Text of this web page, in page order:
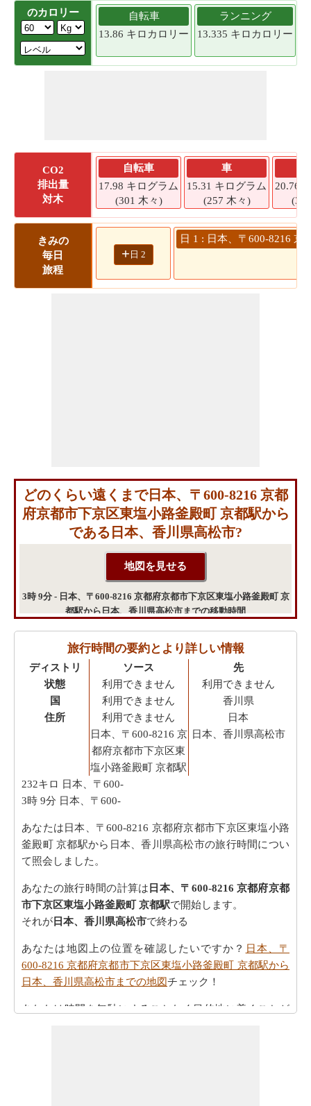
のカロリー
自転車
13.86 キロカロリー
ランニング
13.335 キロカロリー
CO2
排出量
対木
自転車
17.98 キログラム
(301 木々)
車
15.31 キログラム
(257 木々)
20.76
きみの
毎日
旅程
+ 日 2
日 1 : 日本、〒600-8216
どのくらい遠くまで日本、〒600-8216 京都
府京都市下京区東塩小路釜殿町 京都駅から
である日本、香川県高松市?
3時 9分 - 日本、〒600-8216 京都府京都市下京区東塩小路釜殿町 京
都駅から日本、香川県高松市までの移動時間
旅行時間の要約とより詳しい情報
ディストリ
状態
国
住所
ソース
利用できません
利用できません
利用できません
日本、〒600-8216 京
都府京都市下京区東
塩小路釜殿町 京都駅
先
利用できません
香川県
日本
日本、香川県高松市
232キロ 日本、〒600-
3時 9分 日本、〒600-
あなたは日本、〒600-8216 京都府京都市下京区東塩小路
釜殿町 京都駅から日本、香川県高松市の旅行時間につい
て照会しました。
あなたの旅行時間の計算は 日本、〒600-8216 京都府京都
市下京区東塩小路釜殿町 京都駅で開始します。
それが 日本、香川県高松市で終わる
あなたは地図上の位置を確認したいですか？ 日本、〒
600-8216 京都府京都市下京区東塩小路釜殿町 京都駅から
日本、香川県高松市までの地図チェック！
あなたは時間を無駄にすることなく目的地に着くことが